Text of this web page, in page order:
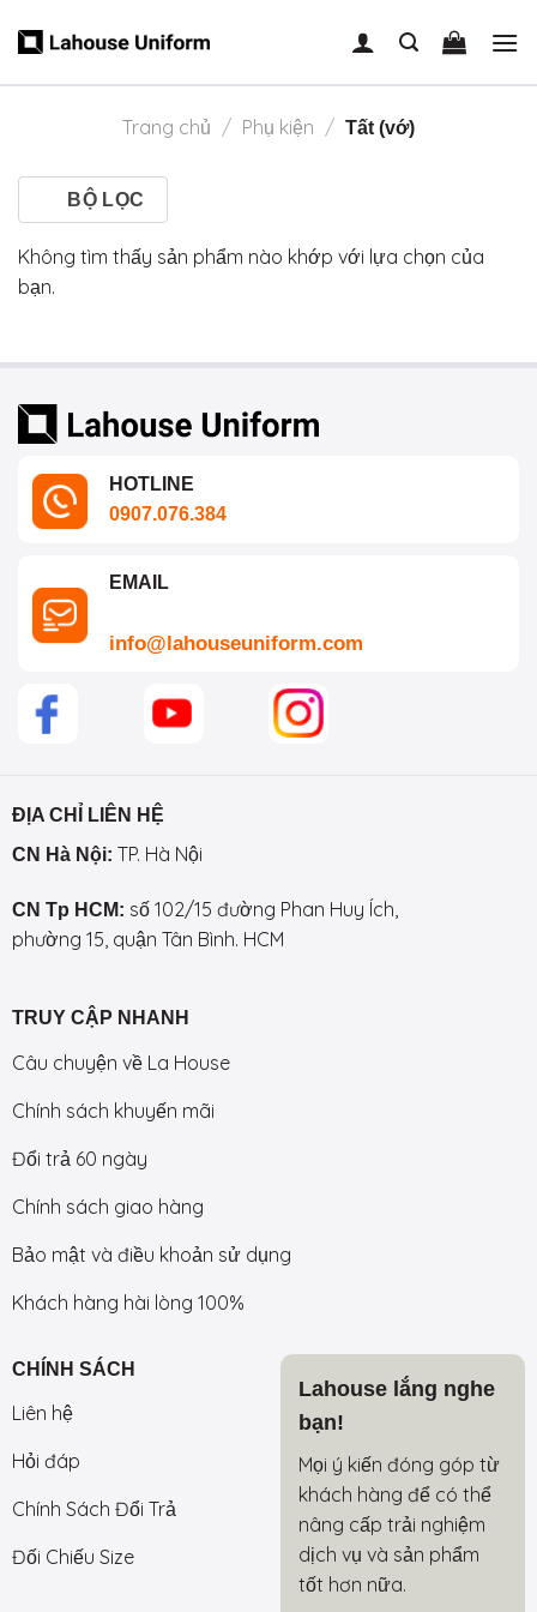
Trang chủ / Phụ kiện / Tất (vớ)
BỘ LỌC
Không tìm thấy sản phẩm nào khớp với lựa chọn của
bạn.
HOTLINE
0907.076.384
EMAIL
info@lahouseuniform.com
ĐỊA CHỈ LIÊN HỆ
CN Hà Nội: TP. Hà Nội
CN Tp HCM: số 102/15 đường Phan Huy Ích,
phường 15, quận Tân Bình. HCM
TRUY CẬP NHANH
Câu chuyện về La House
Chính sách khuyến mãi
Đổi trả 60 ngày
Chính sách giao hàng
Bảo mật và điều khoản sử dụng
Khách hàng hài lòng 100%
CHÍNH SÁCH
Liên hệ
Hỏi đáp
Chính Sách Đổi Trả
Đối Chiếu Size
Lahouse lắng nghe
bạn!
Mọi ý kiến đóng góp từ
khách hàng để có thể
nâng cấp trải nghiệm
dịch vụ và sản phẩm
tốt hơn nữa.